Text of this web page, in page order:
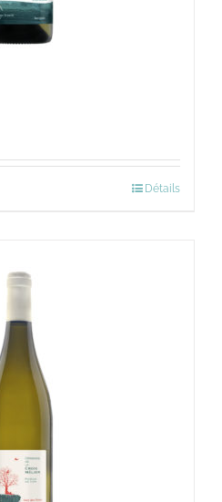
Détails